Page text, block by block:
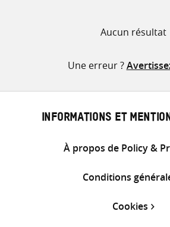
Aucun résultat
Une erreur ?
INFORMATIONS ET
À propos de Policy &
Conditions
Cookies